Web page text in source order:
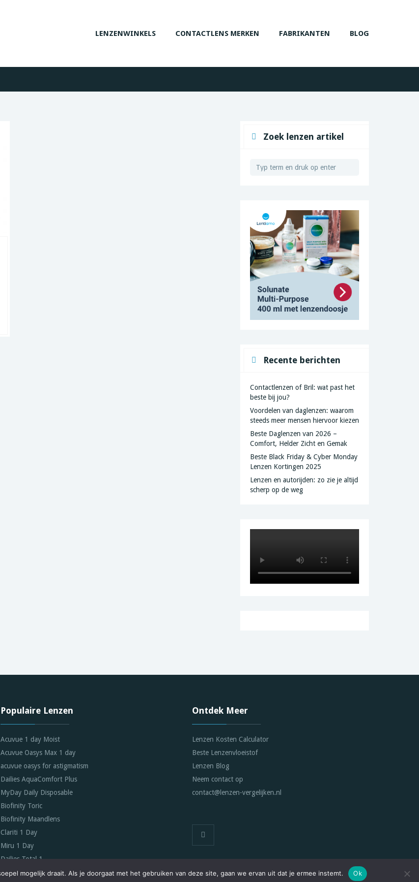
LENZENWINKELS CONTACTLENS MERKEN FABRIKANTEN BLOG
Zoek lenzen artikel
Recente berichten
Contactlenzen of Bril: wat past het
beste bij jou?
Voordelen van daglenzen: waarom
steeds meer mensen hiervoor kiezen
Beste Daglenzen van 2026 –
Comfort, Helder Zicht en Gemak
Beste Black Friday & Cyber Monday
Lenzen Kortingen 2025
Lenzen en autorijden: zo zie je altijd
scherp op de weg
Populaire Lenzen
Acuvue 1 day Moist
Acuvue Oasys Max 1 day
acuvue oasys for astigmatism
Dailies AquaComfort Plus
MyDay Daily Disposable
Biofinity Toric
Biofinity Maandlens
Clariti 1 Day
Miru 1 Day
Dailies Total 1
Ontdek Meer
Lenzen Kosten Calculator
Beste Lenzenvloeistof
Lenzen Blog
Neem contact op
contact@lenzen-vergelijken.nl
mogelijk draait. Als je doorgaat met het gebruiken van deze site, gaan we ervan uit dat je ermee instemt. Ok